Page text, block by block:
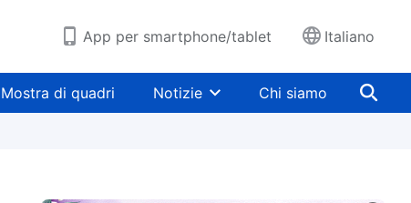
App per smartphone/tablet Italiano
Mostra di quadri Notizie Chi siamo